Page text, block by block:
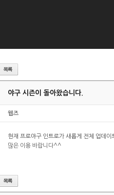
야구 시즌이 돌아왔습니다.
웹즈
현재 프로야구 인트로가 새롭게 전체 업데이
많은 이용 바랍니다^^